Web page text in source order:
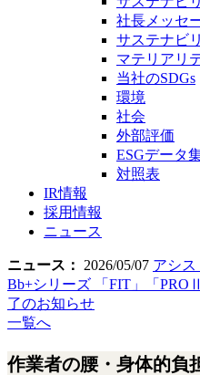
社長メッセ
サステナビ
マテリアリ
当社のSDGs
環境
社会
外部評価
ESGデータ
対照表
IR情報
採用情報
ニュース
ニュース： 2026/05/07 アシス
Bb+シリーズ 「FIT」「
了のお知らせ
一覧へ
作業者の腰・身体的負